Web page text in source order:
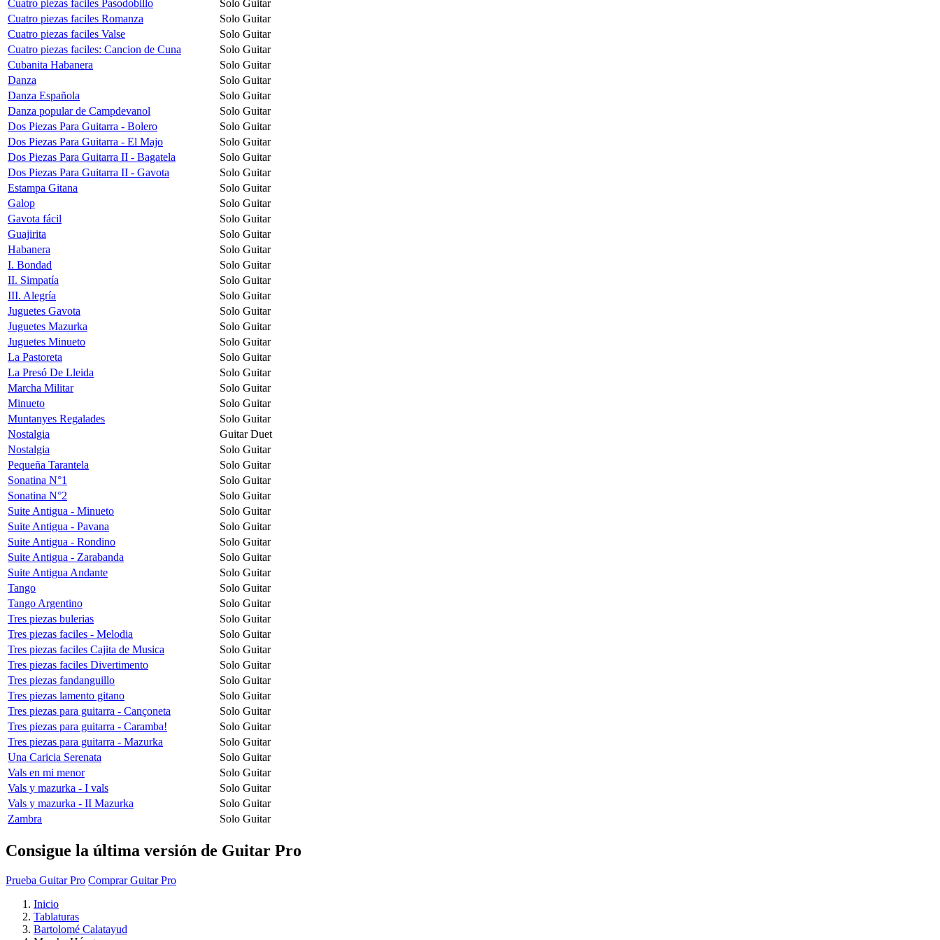
Cuatro piezas faciles Pasodobillo
Solo Guitar
Cuatro piezas faciles Romanza
Solo Guitar
Cuatro piezas faciles Valse
Solo Guitar
Cuatro piezas faciles: Cancion de Cuna
Solo Guitar
Cubanita Habanera
Solo Guitar
Danza
Solo Guitar
Danza Española
Solo Guitar
Danza popular de Campdevanol
Solo Guitar
Dos Piezas Para Guitarra - Bolero
Solo Guitar
Dos Piezas Para Guitarra - El Majo
Solo Guitar
Dos Piezas Para Guitarra II - Bagatela
Solo Guitar
Dos Piezas Para Guitarra II - Gavota
Solo Guitar
Estampa Gitana
Solo Guitar
Galop
Solo Guitar
Gavota fácil
Solo Guitar
Guajirita
Solo Guitar
Habanera
Solo Guitar
I. Bondad
Solo Guitar
II. Simpatía
Solo Guitar
III. Alegría
Solo Guitar
Juguetes Gavota
Solo Guitar
Juguetes Mazurka
Solo Guitar
Juguetes Minueto
Solo Guitar
La Pastoreta
Solo Guitar
La Presó De Lleida
Solo Guitar
Marcha Militar
Solo Guitar
Minueto
Solo Guitar
Muntanyes Regalades
Solo Guitar
Nostalgia
Guitar Duet
Nostalgia
Solo Guitar
Pequeña Tarantela
Solo Guitar
Sonatina N°1
Solo Guitar
Sonatina N°2
Solo Guitar
Suite Antigua - Minueto
Solo Guitar
Suite Antigua - Pavana
Solo Guitar
Suite Antigua - Rondino
Solo Guitar
Suite Antigua - Zarabanda
Solo Guitar
Suite Antigua Andante
Solo Guitar
Tango
Solo Guitar
Tango Argentino
Solo Guitar
Tres piezas bulerias
Solo Guitar
Tres piezas faciles - Melodia
Solo Guitar
Tres piezas faciles Cajita de Musica
Solo Guitar
Tres piezas faciles Divertimento
Solo Guitar
Tres piezas fandanguillo
Solo Guitar
Tres piezas lamento gitano
Solo Guitar
Tres piezas para guitarra - Cançoneta
Solo Guitar
Tres piezas para guitarra - Caramba!
Solo Guitar
Tres piezas para guitarra - Mazurka
Solo Guitar
Una Caricia Serenata
Solo Guitar
Vals en mi menor
Solo Guitar
Vals y mazurka - I vals
Solo Guitar
Vals y mazurka - II Mazurka
Solo Guitar
Zambra
Solo Guitar
Consigue la última versión de Guitar Pro
Prueba Guitar Pro Comprar Guitar Pro
Inicio
Tablaturas
Bartolomé Calatayud